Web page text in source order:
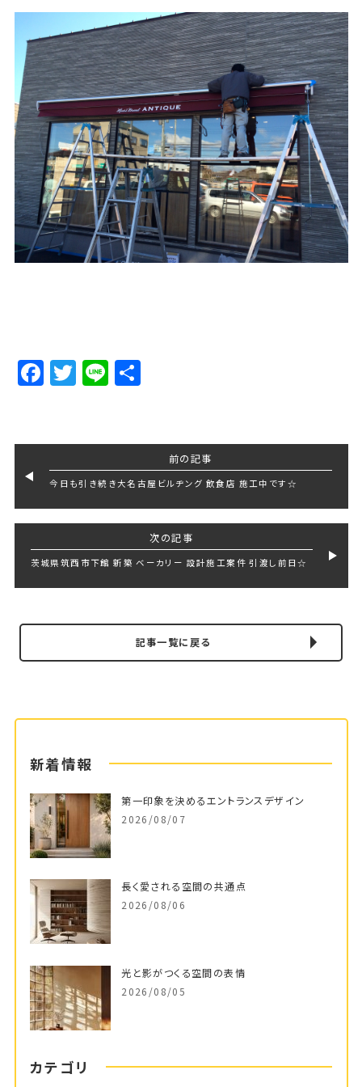
Facebook
Twitter
LineShare
前の記事
今日も引き続き大名古屋ビルヂング 飲食店 施工中です☆
次の記事
茨城県筑西市下館 新築 ベーカリー 設計施工案件 引渡し前日☆
記事一覧に戻る
新着情報
第一印象を決めるエントランスデザイン
2026/08/07
長く愛される空間の共通点
2026/08/06
光と影がつくる空間の表情
2026/08/05
カテゴリ